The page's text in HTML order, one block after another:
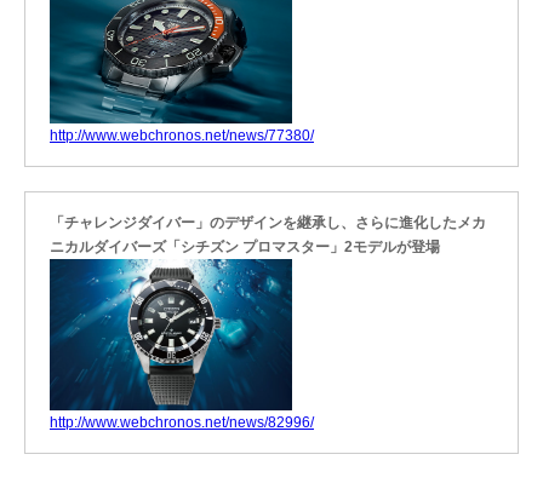
http://www.webchronos.net/news/77380/
「チャレンジダイバー」のデザインを継承し、さらに進化したメカ
ニカルダイバーズ「シチズン プロマスター」2モデルが登場
http://www.webchronos.net/news/82996/